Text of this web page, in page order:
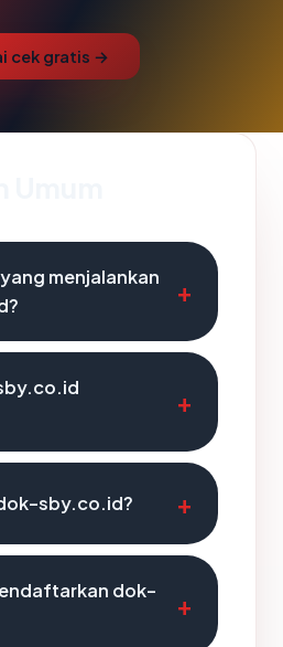
cek gratis →
menjalankan
sby.co.id?
dok-